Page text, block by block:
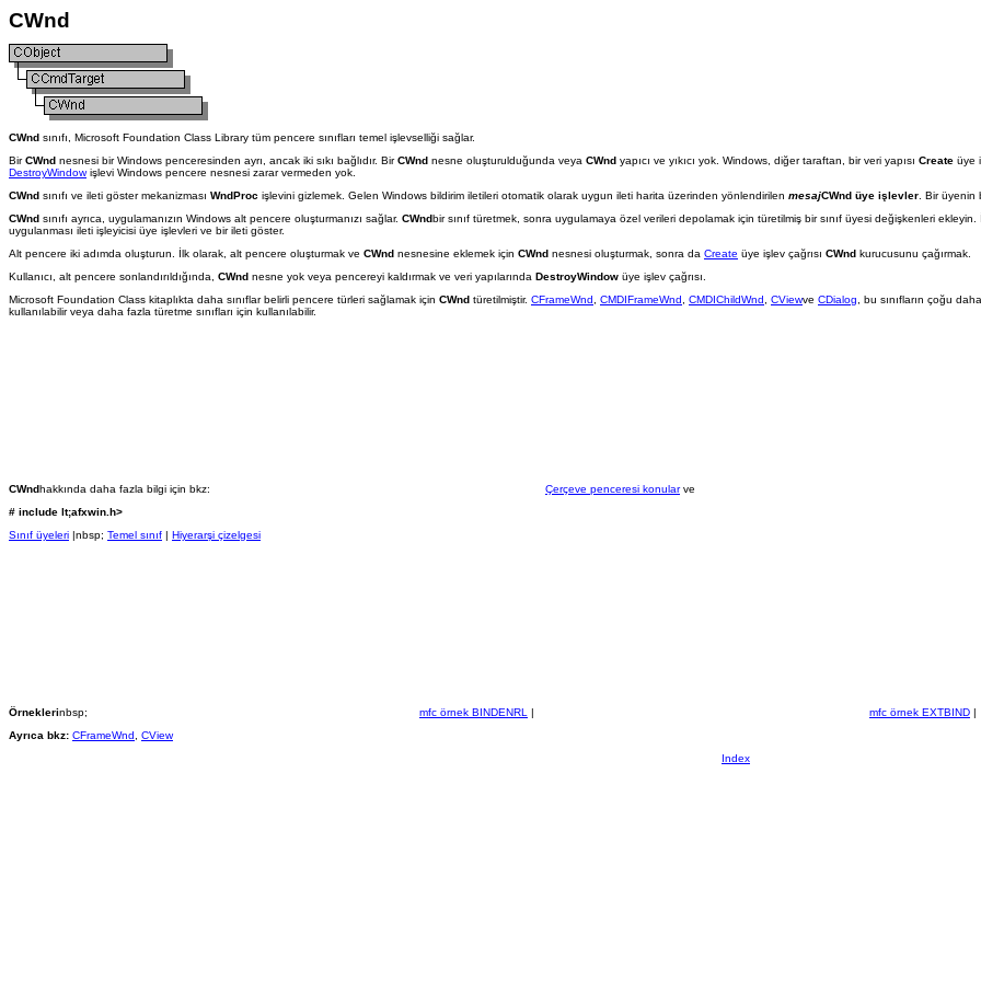
CWnd
CWnd sınıfı, Microsoft Foundation Class Library tüm pencere sınıfları temel işlevselliği sağlar.
BirCWnd nesnesi bir Windows penceresinden ayrı, ancak iki sıkı bağlıdır. BirCWnd nesne oluşturulduğunda veya CWnd yapıcı ve yıkıcı yok. Windows, diğer taraftan, bir veri yapısı Create üye
DestroyWindowişlevi Windows pencere nesnesi zarar vermeden yok.
CWnd sınıfı ve ileti göster mekanizması WndProc işlevini gizlemek. Gelen Windows bildirim iletileri otomatik olarak uygun ileti harita üzerinden yönlendirilen mesajCWnd üye işlevler . Bir üyenin
CWnd sınıfı ayrıca, uygulamanızın Windows alt pencere oluşturmanızı sağlar. CWndbir sınıf türetmek, sonra uygulamaya özel verileri depolamak için türetilmiş bir sınıf üyesi değişkenleri
uygulanması ileti işleyicisi üye işlevleri ve bir ileti göster.
Alt pencere iki adımda oluşturun. İlk olarak, alt pencere oluşturmak ve CWnd nesnesine eklemek için CWnd nesnesi oluşturmak, sonra da Create üye işlev çağrısı CWnd kurucusunu çağırmak.
Kullanıcı, alt pencere sonlandırıldığında, CWnd nesne yok veya pencereyi kaldırmak ve veri yapılarında DestroyWindow üye işlev çağrısı.
Microsoft Foundation Class kitaplıkta daha sınıflar belirli pencere türleri sağlamak için CWnd türetilmiştir. CFrameWnd CMDIFrameWnd CMDIChildWnd CViewve CDialog , bu sınıfların çoğu
kullanılabilir veya daha fazla türetme sınıfları için kullanılabilir.
CWndhakkında daha fazla bilgi için bkz: Çerçeve penceresi konularve
# include lt;afxwin.h>
Sınıf üyeleri |nbsp; Temel sınıf | Hiyerarşi çizelgesi
Örneklerinbsp; mfc örnek BINDENRL | mfc örnek EXTBIND |
Ayrıca bkz: CFrameWnd
CView
Index